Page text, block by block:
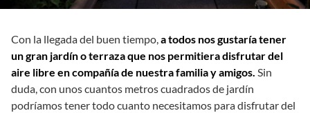
Con la llegada del buen tiempo,a todos nos gustaría tener
un gran jardín o terraza que nos permitiera disfrutar del
aire libre en compañía de nuestra familia y amigos. Sin
duda, con unos cuantos metros cuadrados de jardín
podríamos tener todo cuanto necesitamos para disfrutar del